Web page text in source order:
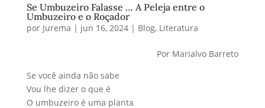
Se Umbuzeiro Falasse … A Peleja entre o
Umbuzeiro e o Roçador
por Jurema | jun 16, 2024| Blog, Literatura
Por Marialvo Barreto
Se você ainda não sabe
Vou lhe dizer o que é
O umbuzeiro é uma planta